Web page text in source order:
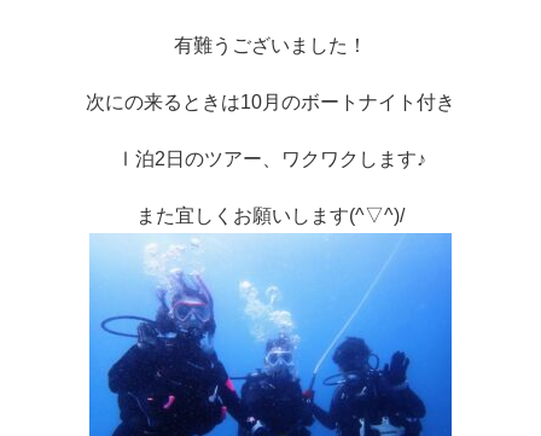
有難うございました！
次にの来るときは10月のボートナイト付き
Ⅰ泊2日のツアー、ワクワクします♪
また宜しくお願いします(^▽^)/